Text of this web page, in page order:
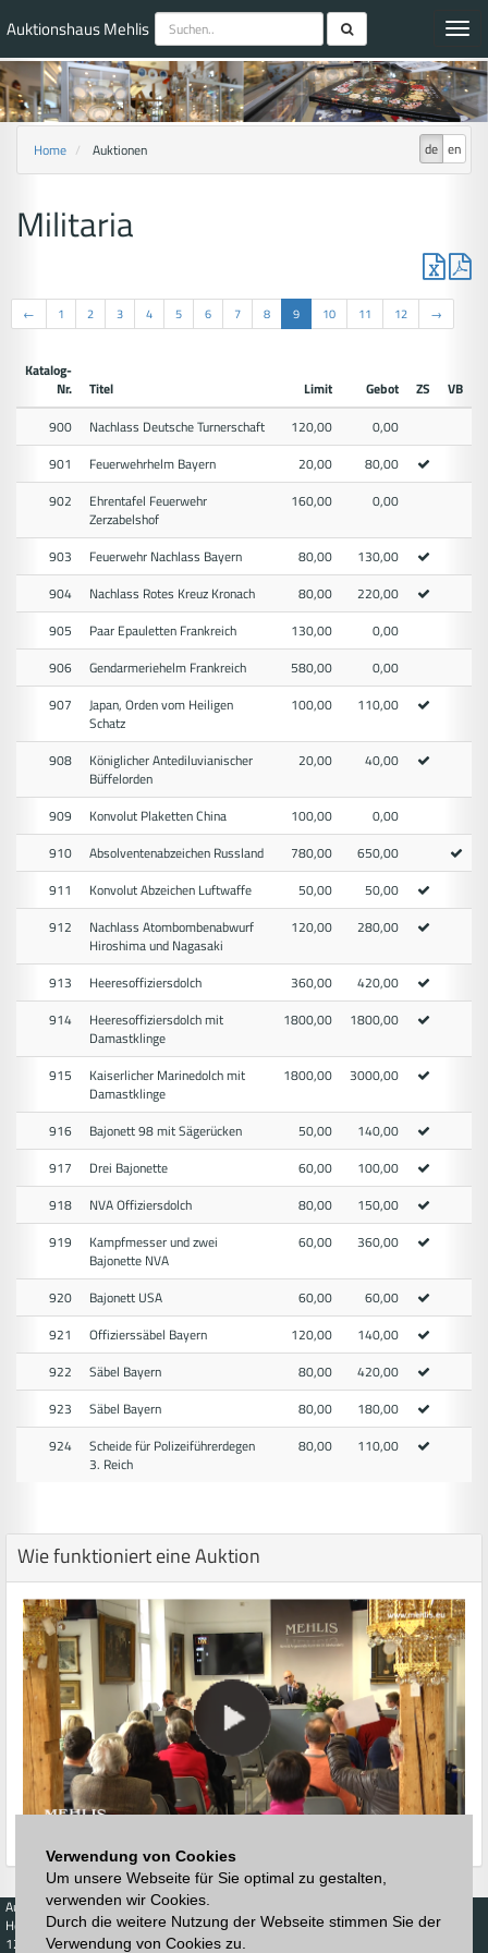
Verwendung von Cookies
Um unsere Webseite für Sie optimal zu gestalten,
verwenden wir Cookies.
Durch die weitere Nutzung der Webseite stimmen Sie der
Verwendung von Cookies zu.
Auktionshaus Mehlis
de en
Home Auktionen
Militaria
← 1 2 3 4 5 6 7 8 9 10 11 12 →
Katalog-
Nr.
Titel Limit Gebot ZS
VB
900
Nachlass Deutsche Turnerschaft 120,00
0,00
901
Feuerwehrhelm Bayern 20,00
80,00
902
Ehrentafel Feuerwehr
Zerzabelshof
160,00 0,00
903 Feuerwehr Nachlass Bayern 80,00
130,00
904
Nachlass Rotes Kreuz Kronach 80,00
220,00
905
Paar Epauletten Frankreich 130,00
0,00
906
Gendarmeriehelm Frankreich 580,00
0,00
907
Japan, Orden vom Heiligen
Schatz
100,00 110,00
908
Königlicher Antediluvianischer
Büffelorden
20,00 40,00
909 Konvolut Plaketten China 100,00
0,00
910
Absolventenabzeichen Russland 780,00
650,00
911
Konvolut Abzeichen Luftwaffe 50,00
50,00
912
Nachlass Atombombenabwurf
Hiroshima und Nagasaki
120,00 280,00
913 Heeresoffiziersdolch 360,00
420,00
914
Heeresoffiziersdolch mit
Damastklinge
1800,00 1800,00
915
Kaiserlicher Marinedolch mit
Damastklinge
1800,00 3000,00
916 Bajonett 98 mit Sägerücken 50,00
140,00
917
Drei Bajonette 60,00
100,00
918
NVA Offiziersdolch 80,00
150,00
919
Kampfmesser und zwei
Bajonette NVA
60,00 360,00
920 Bajonett USA 60,00
60,00
921
Offizierssäbel Bayern 120,00
140,00
922
Säbel Bayern 80,00
420,00
923
Säbel Bayern 80,00
180,00
924
Scheide für Polizeiführerdegen
3. Reich
80,00 110,00
Wie funktioniert eine Auktion
Auktionen
Höchstzuschläge
123. Auktion
Kaufen
Kalender
Höchstzuschläge